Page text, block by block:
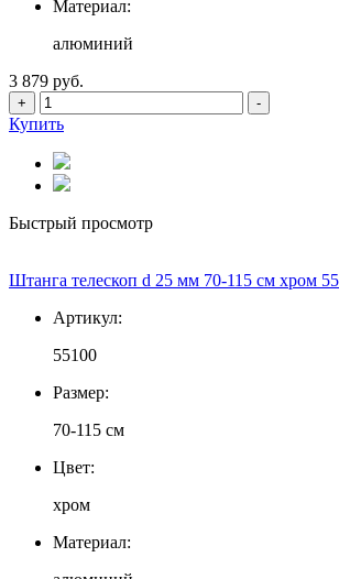
Материал:
алюминий
3 879 руб.
+ -
Купить
Быстрый просмотр
Штанга телескоп d 25 мм 70-115 см хром
Артикул:
55100
Размер:
70-115 см
Цвет:
хром
Материал: